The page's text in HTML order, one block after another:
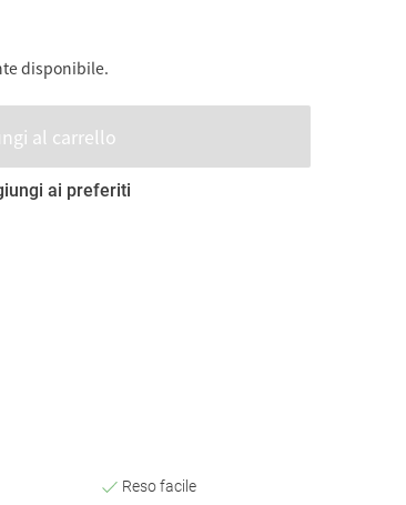
disponibile.
al carrello
ai preferiti
Reso facile